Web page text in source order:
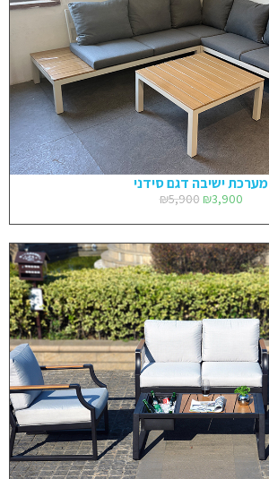
מערכת ישיבה דגם סידני
₪5,900 ₪3,900